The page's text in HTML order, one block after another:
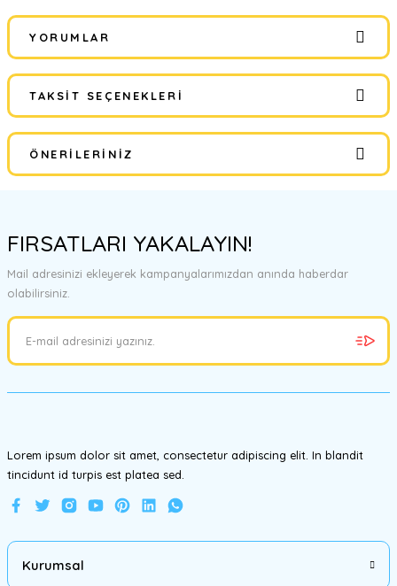
YORUMLAR
Bu ürüne ilk yorumu siz yapın!
TAKSIT SEÇENEKLERI
ÖNERILERINIZ
tarafımıza iletebilirsiniz.
Görüş ve önerileriniz için teşekkür ederiz.
Ürün resmi kalitesiz, bozuk veya görüntülenemiyor.
Ürün bilgilerinde hatalar bulunuyor.
FIRSATLARI YAKALAYIN!
Mail adresinizi ekleyerek kampanyalarımızdan anında haberdar
olabilirsiniz.
Lorem ipsum dolor sit amet, consectetur adipiscing elit. In blandit
tincidunt id turpis est platea sed.
Kurumsal